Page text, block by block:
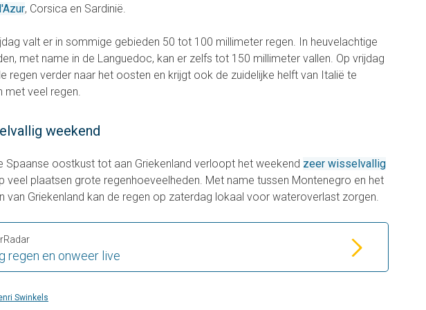
, Corsica en Sardinië.
valt er in sommige gebieden 50 tot 100 millimeter regen. In heuvelachtige
met name in de Languedoc, kan er zelfs tot 150 millimeter vallen. Op vrijdag
regen verder naar het oosten en krijgt ook de zuidelijke helft van Italië te
met veel regen.
weekend
Spaanse oostkust tot aan Griekenland verloopt het weekend zeer wisselvallig
veel plaatsen grote regenhoeveelheden. Met name tussen Montenegro en het
van Griekenland kan de regen op zaterdag lokaal voor wateroverlast zorgen.
regen en onweer live
Swinkels